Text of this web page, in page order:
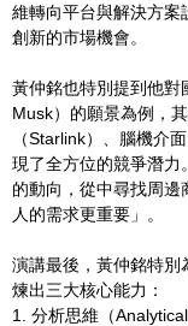
維轉向平台與解決方案
創新的市場機會。
黃仲銘也特別提到他對
Musk）的願景為例，
（Starlink）、腦機介
現了全方位的競爭潛力
的動向，從中尋找周邊
人的需求更重要」。
演講最後，黃仲銘特別
煉出三大核心能力：
1. 分析思維（